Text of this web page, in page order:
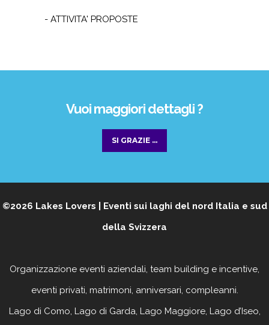
- ATTIVITA' PROPOSTE
Vuoi maggiori dettagli ?
SI GRAZIE ...
©2026 Lakes Lovers | Eventi sui laghi del nord Italia e sud
della Svizzera
Organizzazione eventi aziendali, team building e incentive,
eventi privati, matrimoni, anniversari, compleanni.
Lago di Como, Lago di Garda, Lago Maggiore, Lago d’Iseo,